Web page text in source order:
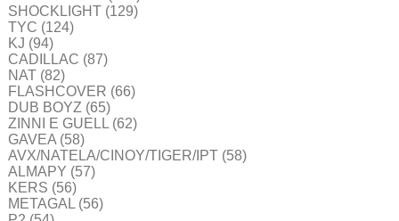
SHOCKLIGHT (129)
TYC (124)
KJ (94)
CADILLAC (87)
NAT (82)
FLASHCOVER (66)
DUB BOYZ (65)
ZINNI E GUELL (62)
GAVEA (58)
AVX/NATELA/CINOY/TIGER/IPT (58)
ALMAPY (57)
KERS (56)
METAGAL (56)